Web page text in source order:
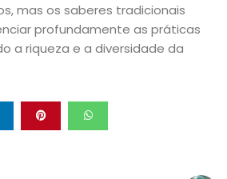
mas os saberes tradicionais
profundamente as práticas
a riqueza e a diversidade da